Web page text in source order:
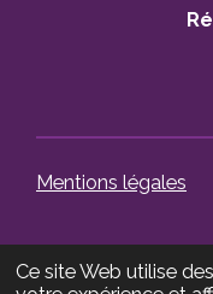
Ce site Web utilise
Mentions légales